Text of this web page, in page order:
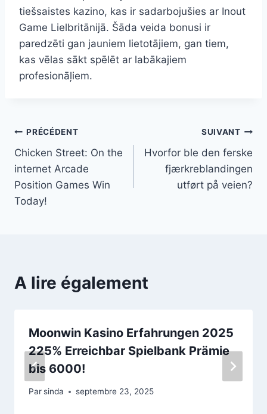
tiešsaistes kazino, kas ir sadarbojušies ar Inout
Game Lielbritānijā. Šāda veida bonusi ir
paredzēti gan jauniem lietotājiem, gan tiem,
kas vēlas sākt spēlēt ar labākajiem
profesionāļiem.
Navigation
de
l’article
PRÉCÉDENT
Chicken Street: On the
internet Arcade
Position Games Win
Today!
SUIVANT
Hvorfor ble den ferske
fjærkreblandingen
utført på veien?
A lire également
Moonwin Kasino Erfahrungen 2025
225% Erreichbar Spielbank Prämie
bis 6000!
Parsinda septembre 23, 2025